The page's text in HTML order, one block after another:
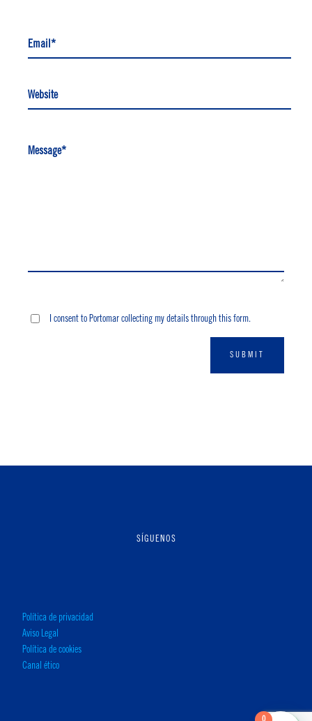
Email*
Website
Message*
I consent to Portomar collecting my details through this form.
SUBMIT
SÍGUENOS
Política de privacidad
Aviso Legal
Política de cookies
Canal ético